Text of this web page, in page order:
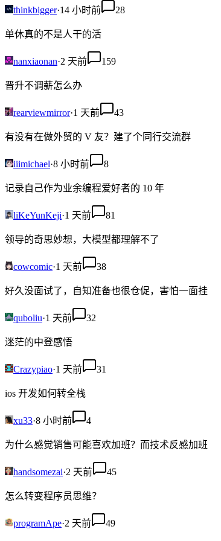
thinkbigger·14 小时前 28
单休真的不是人干的活
nanxiaonan·2 天前 159
晋升不调薪怎么办
rearviewmirror·1 天前 43
有没有在做外贸的 V 友？建了个同行交流群
iiimichael·8 小时前 8
记录自己作为业余编程爱好者的 10 年
liKeYunKeji·1 天前 81
领导的奇思妙想，大模型都理解不了
cowcomic·1 天前 38
好久没面试了，自知准备也很仓促，害怕一面挂
quboliu·1 天前 32
迷茫的中登感悟
Crazypiao·1 天前 31
ios 开发如何转全栈
xu33·8 小时前 4
为什么感觉销售可能喜欢加班？而技术反感加班
handsomezai·2 天前 45
怎么转变程序员思维？
programApe·2 天前 49